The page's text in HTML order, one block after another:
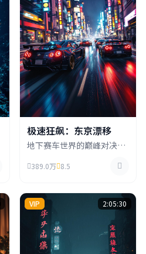
极速狂飙：东京漂移
地下赛车世界的巅峰对决，
聚东京，在霓虹闪烁的街头
389.0万 8.5
2:05:30
VIP